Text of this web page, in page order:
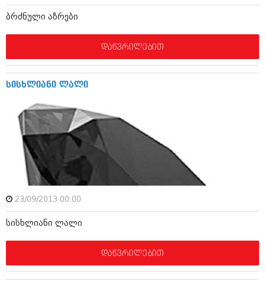
იანვარი 2014 (297)
დეკემბერი 2013 (365)
სექტემბერი 2013 (368)
აგვისტო 2013 (89)
ივლისი 2013 (182)
ივნისი 2013 (212)
აპრილი 2013 (304)
მარტი 2013 (352)
თებერვალი 2013 (204)
იანვარი 2013 (334)
დეკემბერი 2012 (98)
ნოემბერი 2012 (295)
ოქტომბერი 2012 (350)
სექტემბერი 2012 (264)
ივლისი 2012 (322)
ივნისი 2012 (282)
მაისი 2012 (240)
აპრილი 2012 (294)
მარტი 2012 (259)
ბრძნული აზრები
დაწვრილებით
სისხლიანი ლალი
23/09/2013 00:00
სისხლიანი ლალი
დაწვრილებით